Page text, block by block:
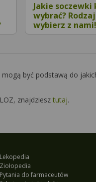
Jakie
wybrać?
wybierz z nami!
być podstawą do
znajdziesz tutaj.
Lekopedia
Ziołopedia
Pytania do farmaceutów